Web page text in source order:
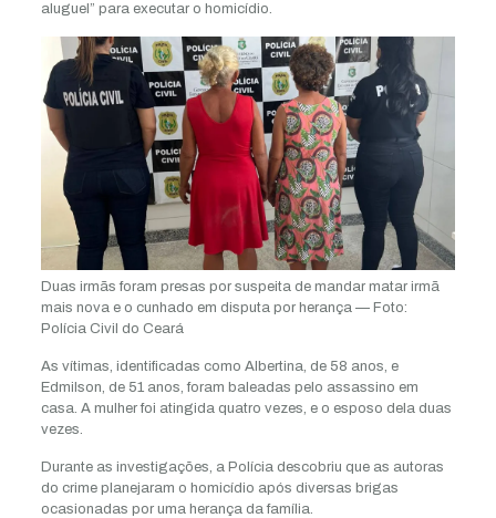
aluguel” para executar o homicídio.
Duas irmãs foram presas por suspeita de mandar matar irmã
mais nova e o cunhado em disputa por herança — Foto:
Polícia Civil do Ceará
As vítimas, identificadas como Albertina, de 58 anos, e
Edmilson, de 51 anos, foram baleadas pelo assassino em
casa. A mulher foi atingida quatro vezes, e o esposo dela duas
vezes.
Durante as investigações, a Polícia descobriu que as autoras
do crime planejaram o homicídio após diversas brigas
ocasionadas por uma herança da família.